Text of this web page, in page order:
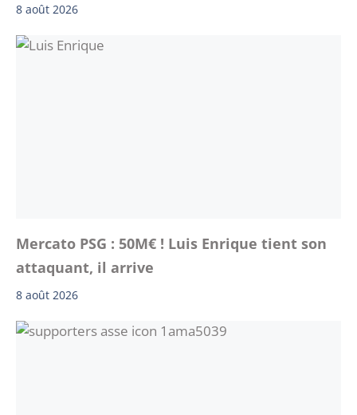
8 août 2026
Mercato PSG : 50M€ ! Luis Enrique tient son
attaquant, il arrive
8 août 2026